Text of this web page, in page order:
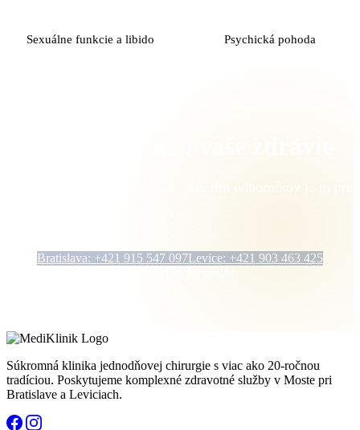
Sexuálne funkcie a libido Psychická pohoda
Bratislava: +421 915 547 097Levice: +421 903 463 425
Súkromná klinika jednodňovej chirurgie s viac ako 20-ročnou
tradíciou. Poskytujeme komplexné zdravotné služby v Moste pri
Bratislave a Leviciach.